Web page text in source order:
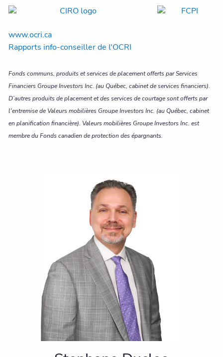
www.ocri.ca
Rapports info-conseiller de l'OCRI
Fonds communs, produits et services de placement offerts par Services
Financiers Groupe Investors Inc. (au Québec, cabinet de services financiers).
D’autres produits de placement et des services de courtage sont offerts par
l'entremise de Valeurs mobilières Groupe Investors Inc. (au Québec, cabinet
en planification financière). Valeurs mobilières Groupe Investors Inc. est
membre du Fonds canadien de protection des épargnants.